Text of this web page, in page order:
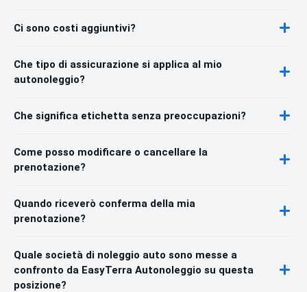
Ci sono costi aggiuntivi?
Che tipo di assicurazione si applica al mio
autonoleggio?
Che significa etichetta senza preoccupazioni?
Come posso modificare o cancellare la
prenotazione?
Quando riceverò conferma della mia
prenotazione?
Quale società di noleggio auto sono messe a
confronto da EasyTerra Autonoleggio su questa
posizione?